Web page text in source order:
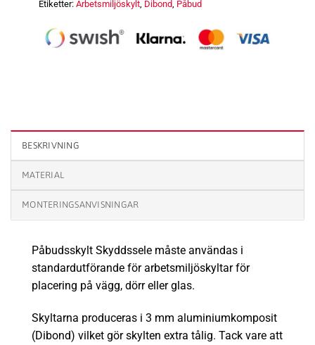
Etiketter: Arbetsmiljöskylt Dibond Påbud
BESKRIVNING
MATERIAL
MONTERINGSANVISNINGAR
Påbudsskylt Skyddssele måste användas i
standardutförande för arbetsmiljöskyltar för
placering på vägg, dörr eller glas.
Skyltarna produceras i 3 mm aluminiumkomposit
(Dibond) vilket gör skylten extra tålig. Tack vare att